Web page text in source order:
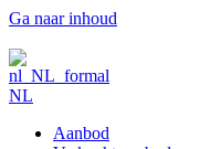
Ga naar inhoud
NL
Aanbod